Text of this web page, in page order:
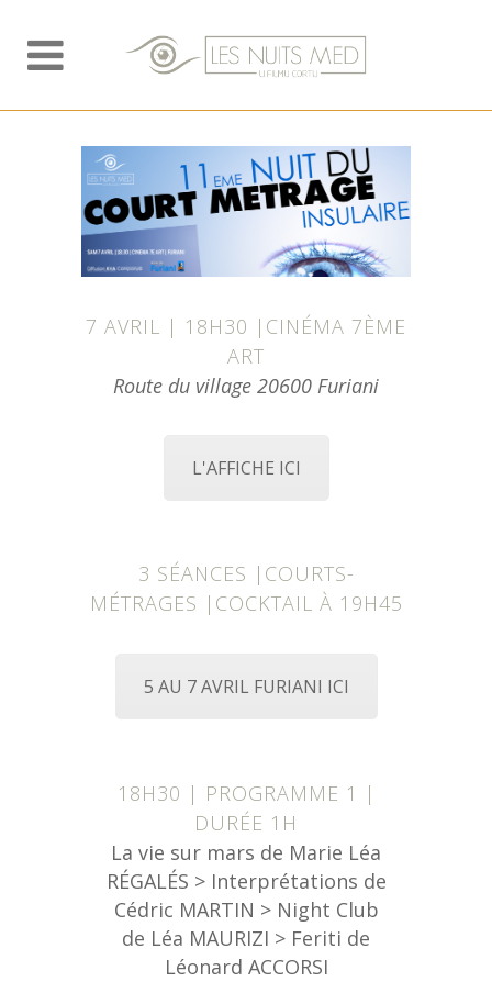
7 AVRIL | 18H30 |CINÉMA 7ÈME
ART
Route du village 20600 Furiani
L'AFFICHE ICI
3 SÉANCES |COURTS-
MÉTRAGES |COCKTAIL À 19H45
5 AU 7 AVRIL FURIANI ICI
18H30 | PROGRAMME 1 |
DURÉE 1H
La vie sur mars de Marie Léa
RÉGALÉS > Interprétations de
Cédric MARTIN > Night Club
de Léa MAURIZI > Feriti de
Léonard ACCORSI